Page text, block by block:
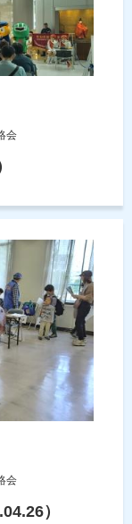
会
会
）